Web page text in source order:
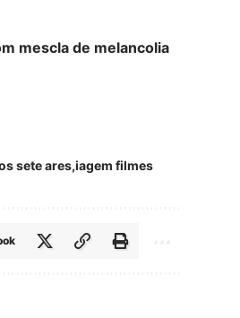
mescla de melancolia
sete ares iagem filmes